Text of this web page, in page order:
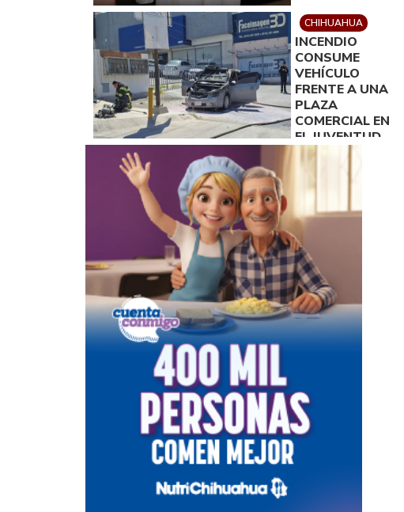
CHIHUAHUA
INCENDIO
CONSUME
VEHÍCULO
FRENTE A UNA
PLAZA
COMERCIAL EN
EL JUVENTUD